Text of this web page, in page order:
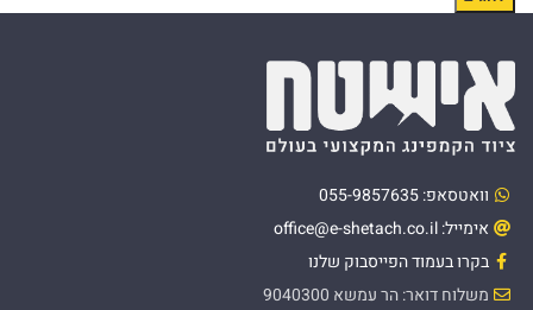
וואטסאפ: 055-9857635
אימייל: office@e-shetach.co.il
בקרו בעמוד הפייסבוק שלנו
משלוח דואר: הר עמשא 9040300